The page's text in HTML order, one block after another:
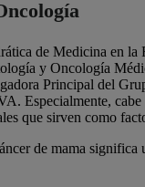
de Medicina en la
y Oncología
Principal del
Especialmente,
que sirven como
de mama significa